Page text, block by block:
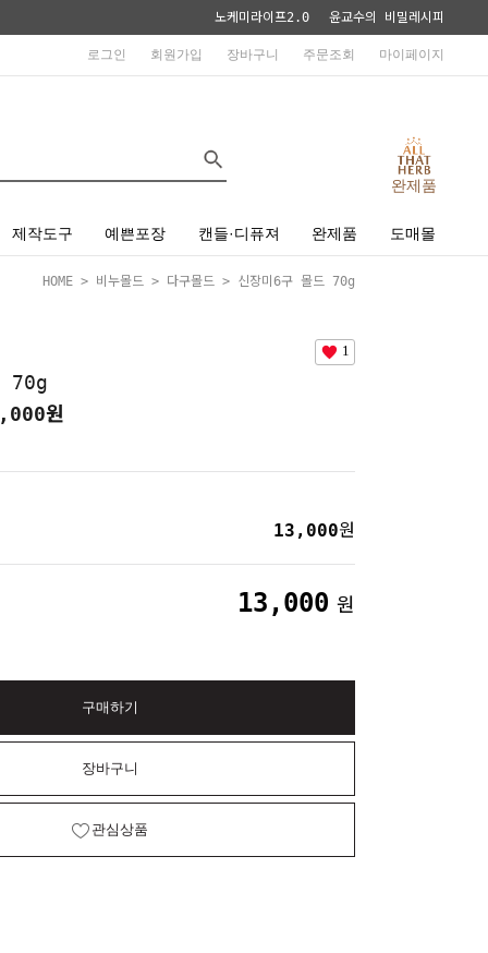
노케미라이프2.0 윤교수의 비밀레시피
로그인 회원가입 장바구니 주문조회 마이페이지
완제품
제작도구 예쁜포장 캔들·디퓨져 완제품 도매몰
HOME > 비누몰드 > 다구몰드 > 신장미6구 몰드 70g
1
70g
원
13,000원
13,000 원
구매하기
장바구니
관심상품